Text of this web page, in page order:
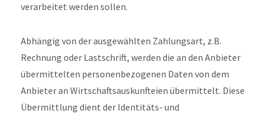
verarbeitet werden sollen.
Abhängig von der ausgewählten Zahlungsart, z.B.
Rechnung oder Lastschrift, werden die an den Anbieter
übermittelten personenbezogenen Daten von dem
Anbieter an Wirtschaftsauskunfteien übermittelt. Diese
Übermittlung dient der Identitäts- und